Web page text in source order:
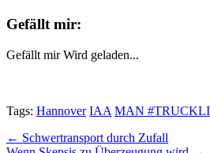
Gefällt mir:
Gefällt mir Wird geladen...
Tags: Hannover IAA MAN
Post
← Schwertransport durch Zufall